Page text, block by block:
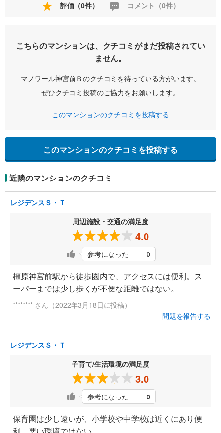
評価（0件） コメント（0件）
こちらのマンションは、クチコミがまだ投稿されてい
ません。
マノワール神宮前Ｂのクチコミを待っている方がいます。
ぜひクチコミ投稿のご協力をお願いします。
このマンションのクチコミを投稿する
このマンションのクチコミを投稿する
近隣のマンションのクチコミ
レジデンスＳ・Ｔ
周辺施設・交通の満足度
4.0
参考になった 0
橿原神宮前駅から徒歩圏内で、アクセスには便利。ス
ーパーまでは少し歩くが不便な距離ではない。
******** さん（2022年3月18日に投稿）
問題を報告する
レジデンスＳ・Ｔ
子育て/生活環境の満足度
3.0
参考になった 0
保育園は少し遠いが、小学校や中学校は近くにあり便